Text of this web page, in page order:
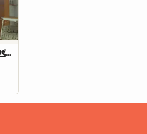
Room For English Speaking Girl150€/Month